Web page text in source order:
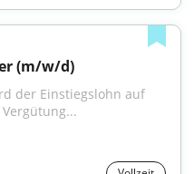
(m/w/d)
der Einstiegslohn auf